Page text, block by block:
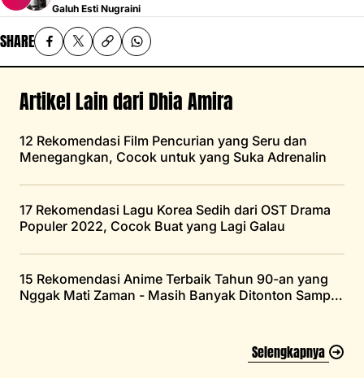
Galuh Esti Nugraini
SHARE
Artikel Lain dari Dhia Amira
12 Rekomendasi Film Pencurian yang Seru dan
Menegangkan, Cocok untuk yang Suka Adrenalin
17 Rekomendasi Lagu Korea Sedih dari OST Drama
Populer 2022, Cocok Buat yang Lagi Galau
15 Rekomendasi Anime Terbaik Tahun 90-an yang
Nggak Mati Zaman - Masih Banyak Ditonton Sampai
Selengkapnya